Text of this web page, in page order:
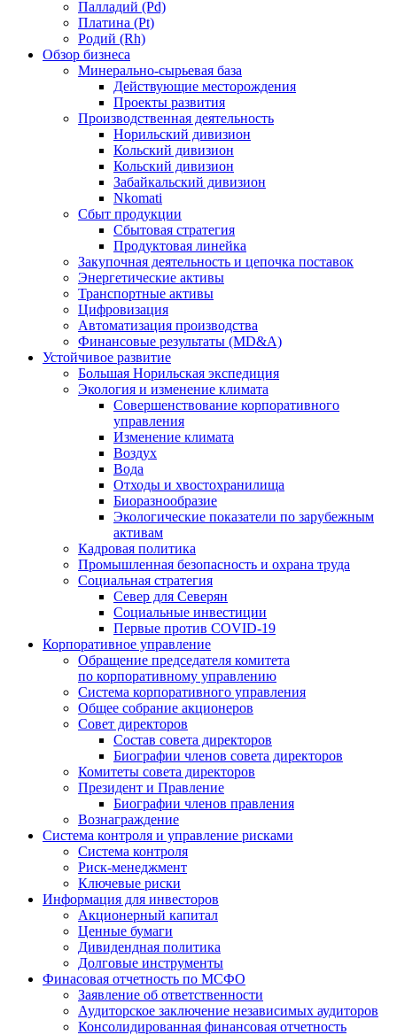
Палладий (Pd)
Платина (Pt)
Родий (Rh)
Обзор бизнеса
Минерально-сырьевая база
Действующие месторождения
Проекты развития
Производственная деятельность
Норильский дивизион
Кольский дивизион
Кольский дивизион
Забайкальский дивизион
Nkomati
Сбыт продукции
Сбытовая стратегия
Продуктовая линейка
Закупочная деятельность и цепочка поставок
Энергетические активы
Транспортные активы
Цифровизация
Автоматизация производства
Финансовые результаты (MD&A)
Устойчивое развитие
Большая Норильская экспедиция
Экология и изменение климата
Совершенствование корпоративного
управления
Изменение климата
Воздух
Вода
Отходы и хвостохранилища
Биоразнообразие
Экологические показатели по зарубежным
активам
Кадровая политика
Промышленная безопасность и охрана труда
Социальная стратегия
Север для Северян
Социальные инвестиции
Первые против COVID‑19
Корпоративное управление
Обращение председателя комитета
по корпоративному управлению
Система корпоративного управления
Общее собрание акционеров
Совет директоров
Состав совета директоров
Биографии членов совета директоров
Комитеты совета директоров
Президент и Правление
Биографии членов правления
Вознаграждение
Система контроля и управление рисками
Система контроля
Риск-менеджмент
Ключевые риски
Информация для инвесторов
Акционерный капитал
Ценные бумаги
Дивидендная политика
Долговые инструменты
Финасовая отчетность по МСФО
Заявление об ответственности
Аудиторское заключение независимых аудиторов
Консолидированная финансовая отчетность